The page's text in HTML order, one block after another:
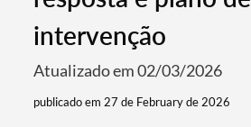
intervenção
Atualizado em 02/03/2026
publicado em 27 de February de 2026